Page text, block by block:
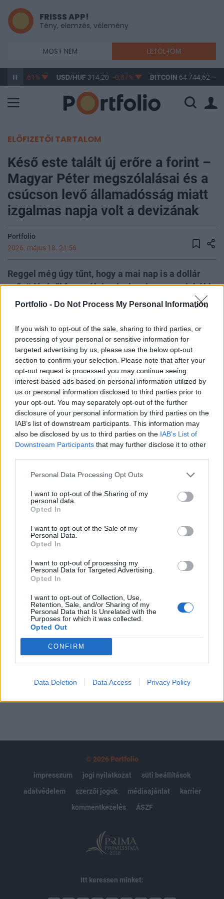
Portfolio - Do Not Process My Personal Information
If you wish to opt-out of the sale, sharing to third parties, or
processing of your personal or sensitive information for
targeted advertising by us, please use the below opt-out
section to confirm your selection. Please note that after your
opt-out request is processed you may continue seeing
interest-based ads based on personal information utilized by
us or personal information disclosed to third parties prior to
your opt-out. You may separately opt-out of the further
disclosure of your personal information by third parties on the
IAB’s list of downstream participants. This information may
also be disclosed by us to third parties on the IAB’s List of
Downstream Participants that may further disclose it to other
Personal Data Processing Opt Outs
I want to opt-out of the Sharing of my
personal data.
Opted In
I want to opt-out of the Sale of my
Personal Data.
Opted In
I want to opt-out of processing my
Personal Data for Targeted Advertising.
Opted In
I want to opt-out of Collection, Use,
Retention, Sale, and/or Sharing of my
Personal Data that Is Unrelated with the
Purposes for which it was collected.
Opted Out
CONFIRM
Data Deletion Data Access Privacy Policy
FRISSS APP!
Tény, elemzés, vélemény
MOST NEM LETÖLTÖM
-0,61% USD/HUF314,20 -0,87% BITCOIN64 744,62 -
ELŐFIZETŐI TARTALOM
Késő este talált új erőre a forint –
Magyar Péter megszólalásai és a
csúcson levő államadósság miatt
izgalmas napja volt a devizának
Portfolio
2026. május 18. 21:56
Reggel még úgy tűnt, hogy a mai nap is a dollár
erősödéséről fog szólni, mivel a piac egyre inkább
aggódva figyeli az iráni háború gazdasági
inflációt, így menedéket keres. Délután azonban
kiszivárgott, hogy az USA elfogadhatta az iráni
olajszankció feloldását, aminek a hatására a
dollár gyengülésbe fordult át, míg a forint tartja
magát, sőt, némileg erősödött a nap eleje óta.
Eközben az MNB friss adatokat tett közzé, amiből
kiderült, hogy négy és fél éves csúcson van a
magyar államadósság.
2026. május 18. 21:56 Megosztás Estére még belehúzott a
forint A magyar deviza árfolyama ugyan 9 órakor még 361
már 360,3-ig jött le a váltás. EUR/HUF árfolyamának
A keresett cikk a portfolio.hu hírarchívumához
tartozik, melynek olvasása előfizetéses
regisztrációhoz kötött.
Az előfizetés a következőket tartalmazza:
Portfolio.hu teljes cikkarchívum
Kötéslisták: BÉT elmúlt 2 év napon belüli
kötéslistái
MÁR ELŐFIZETŐNK VAGY? BEJELENTKEZÉS
© 2026 Portfolio
impresszum
jogi nyilatkozat
süti beállítások
adatvédelem
szerzői jogok médiaajánlat
karrier
kommentkezelés
ÁSZF
Itt keressen minket: